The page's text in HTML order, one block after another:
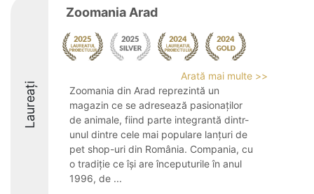
Laureați
Zoomania Arad
Arată mai multe >>
Zoomania din Arad reprezintă un
magazin ce se adresează pasionaților
de animale, fiind parte integrantă dintr-
unul dintre cele mai populare lanțuri de
pet shop-uri din România. Compania, cu
o tradiție ce își are începuturile în anul
1996, de ...